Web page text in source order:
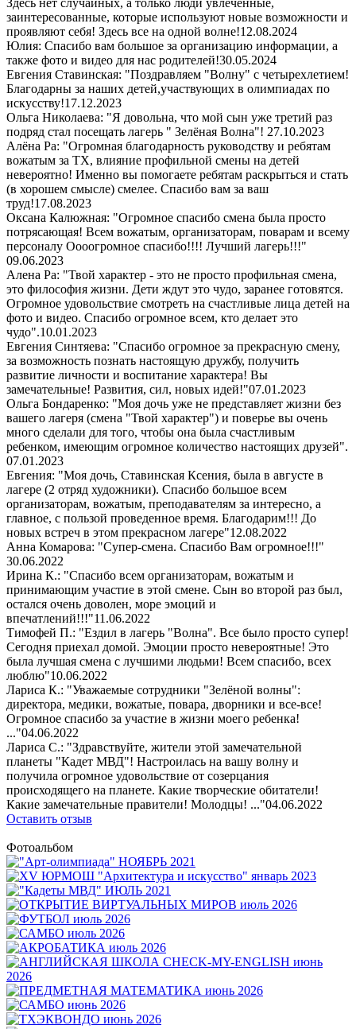
Здесь нет случайных, а только люди увлеченные,
заинтересованные, которые используют новые возможности и
проявляют себя! Здесь все на одной волне!12.08.2024
Юлия: Спасибо вам большое за организацию информации, а
также фото и видео для нас родителей!30.05.2024
Евгения Ставинская: "Поздравляем "Волну" с четырехлетием!
Благодарны за наших детей,участвующих в олимпиадах по
искусству!17.12.2023
Ольга Николаева: "Я довольна, что мой сын уже третий раз
подряд стал посещать лагерь " Зелёная Волна"! 27.10.2023
Алёна Ра: "Огромная благодарность руководству и ребятам
вожатым за ТХ, влияние профильной смены на детей
невероятно! Именно вы помогаете ребятам раскрыться и стать
(в хорошем смысле) смелее. Спасибо вам за ваш
труд!17.08.2023
Оксана Калюжная: "Огромное спасибо смена была просто
потрясающая! Всем вожатым, организаторам, поварам и всему
персоналу Оооогромное спасибо!!!! Лучший лагерь!!!"
09.06.2023
Алена Ра: "Твой характер - это не просто профильная смена,
это философия жизни. Дети ждут это чудо, заранее готовятся.
Огромное удовольствие смотреть на счастливые лица детей на
фото и видео. Спасибо огромное всем, кто делает это
чудо".10.01.2023
Евгения Синтяева: "Спасибо огромное за прекрасную смену,
за возможность познать настоящую дружбу, получить
развитие личности и воспитание характера! Вы
замечательные! Развития, сил, новых идей!"07.01.2023
Ольга Бондаренко: "Моя дочь уже не представляет жизни без
вашего лагеря (смена "Твой характер") и поверье вы очень
много сделали для того, чтобы она была счастливым
ребенком, имеющим огромное количество настоящих друзей".
07.01.2023
Евгения: "Моя дочь, Ставинская Ксения, была в августе в
лагере (2 отряд художники). Спасибо большое всем
организаторам, вожатым, преподавателям за интересно, а
главное, с пользой проведенное время. Благодарим!!! До
новых встреч в этом прекрасном лагере"12.08.2022
Анна Комарова: "Супер-смена. Спасибо Вам огромное!!!"
30.06.2022
Ирина К.: "Спасибо всем организаторам, вожатым и
принимающим участие в этой смене. Сын во второй раз был,
остался очень доволен, море эмоций и
впечатлений!!!"11.06.2022
Тимофей П.: "Ездил в лагерь "Волна". Все было просто супер!
Сегодня приехал домой. Эмоции просто невероятные! Это
была лучшая смена с лучшими людьми! Всем спасибо, всех
люблю"10.06.2022
Лариса К.: "Уважаемые сотрудники "Зелёной волны":
директора, медики, вожатые, повара, дворники и все-все!
Огромное спасибо за участие в жизни моего ребенка!
..."04.06.2022
Лариса С.: "Здравствуйте, жители этой замечательной
планеты "Кадет МВД"! Настроилась на вашу волну и
получила огромное удовольствие от созерцания
происходящего на планете. Какие творческие обитатели!
Какие замечательные правители! Молодцы! ..."04.06.2022
Оставить отзыв
Фотоальбом